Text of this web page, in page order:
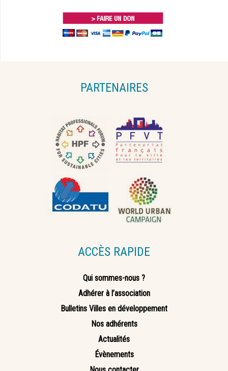
PARTENAIRES
ACCÈS RAPIDE
Qui sommes-nous ?
Adhérer à l’association
Bulletins Villes en développement
Nos adhérents
Actualités
Évènements